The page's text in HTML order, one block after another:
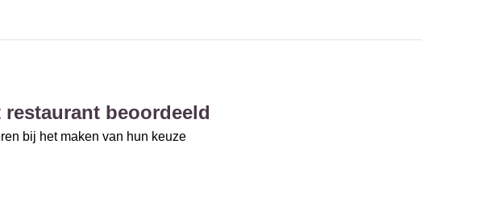
beoordeeld
bij het maken van hun keuze